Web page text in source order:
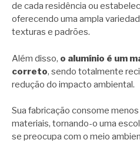
de cada residência ou
oferecendo uma ampla
texturas e padrões.
Além disso, o alumínio é um
correto, sendo totalmente
redução do impacto ambiental.
Sua fabricação consome
materiais, tornando-o uma
se preocupa com o meio